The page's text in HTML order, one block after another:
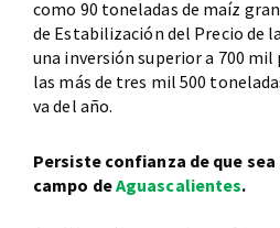
como 90 toneladas de maíz
de Estabilización del Precio de
una inversión superior a 700 mil
las más de tres mil 500
va del año.
Persiste confianza de que
campo deAguascalientes.